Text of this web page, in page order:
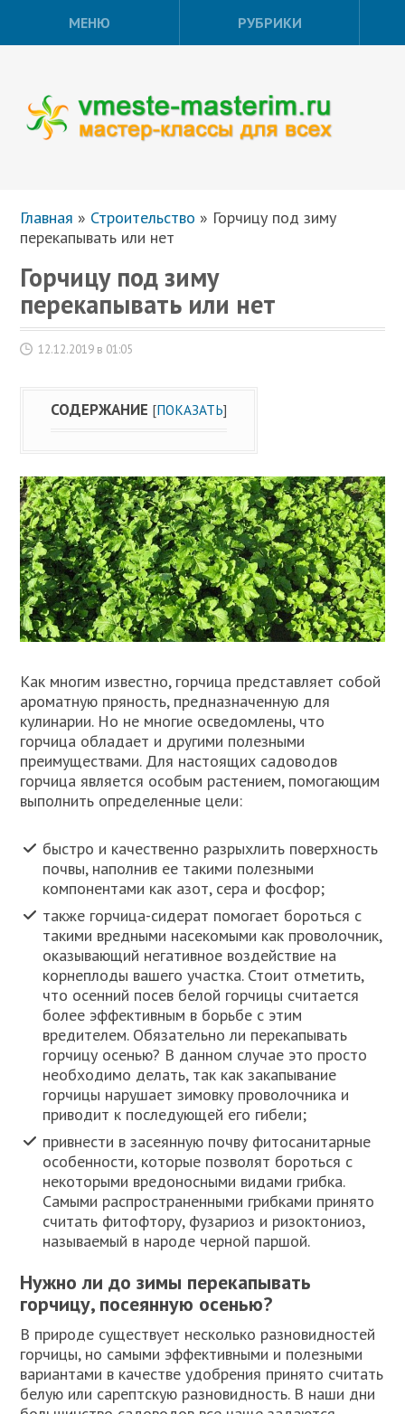
МЕНЮ РУБРИКИ
Главная » Строительство » Горчицу под зиму
перекапывать или нет
Горчицу под зиму
перекапывать или нет
12.12.2019 в 01:05
СОДЕРЖАНИЕ [ПОКАЗАТЬ]
Как многим известно, горчица представляет собой
ароматную пряность, предназначенную для
кулинарии. Но не многие осведомлены, что
горчица обладает и другими полезными
преимуществами. Для настоящих садоводов
горчица является особым растением, помогающим
выполнить определенные цели:
быстро и качественно разрыхлить поверхность
почвы, наполнив ее такими полезными
компонентами как азот, сера и фосфор;
также горчица-сидерат помогает бороться с
такими вредными насекомыми как проволочник,
оказывающий негативное воздействие на
корнеплоды вашего участка. Стоит отметить,
что осенний посев белой горчицы считается
более эффективным в борьбе с этим
вредителем. Обязательно ли перекапывать
горчицу осенью? В данном случае это просто
необходимо делать, так как закапывание
горчицы нарушает зимовку проволочника и
приводит к последующей его гибели;
привнести в засеянную почву фитосанитарные
особенности, которые позволят бороться с
некоторыми вредоносными видами грибка.
Самыми распространенными грибками принято
считать фитофтору, фузариоз и ризоктониоз,
называемый в народе черной паршой.
Нужно ли до зимы перекапывать
горчицу, посеянную осенью?
В природе существует несколько разновидностей
горчицы, но самыми эффективными и полезными
вариантами в качестве удобрения принято считать
белую или сарептскую разновидность. В наши дни